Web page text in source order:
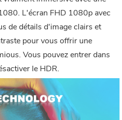
L'écran FHD 1080p avec
de détails d'image clairs et
pour vous offrir une
Vous pouvez entrer dans
le HDR.